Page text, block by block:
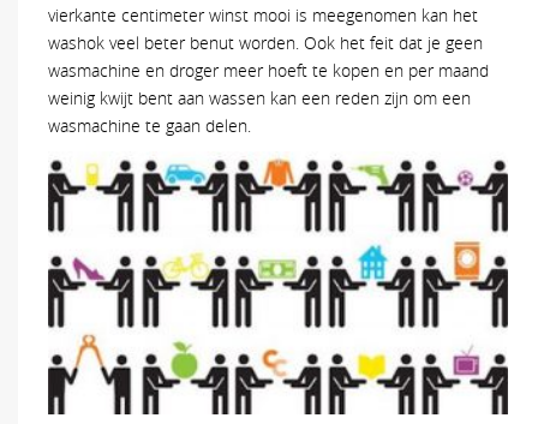
vierkante centimeter winst mooi is meegenomen kan het
washok veel beter benut worden. Ook het feit dat je geen
wasmachine en droger meer hoeft te kopen en per maand
weinig kwijt bent aan wassen kan een reden zijn om een
wasmachine te gaan delen.